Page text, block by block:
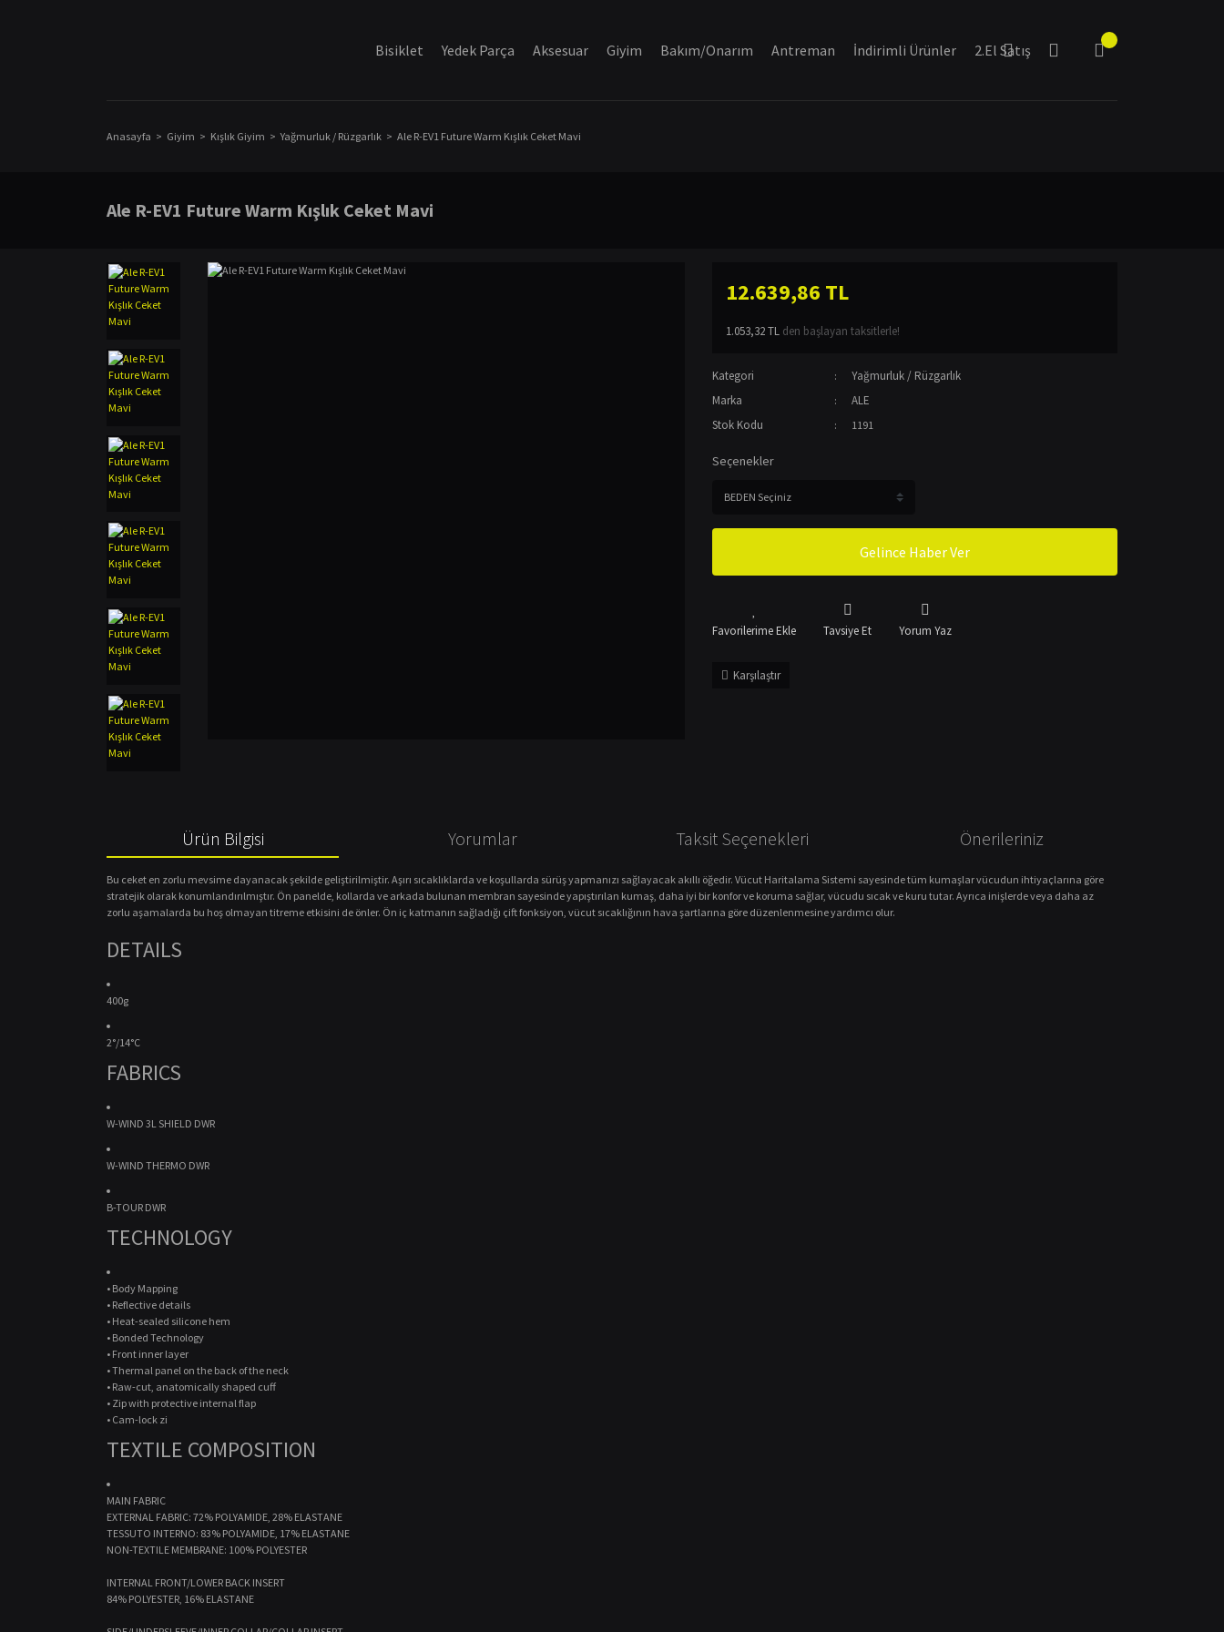
Bisiklet Yedek Parça Aksesuar Giyim Bakım/Onarım Antreman İndirimli Ürünler 2.El Satış
Anasayfa Giyim Kışlık Giyim Yağmurluk / Rüzgarlık Ale R-EV1 Future Warm Kışlık Ceket Mavi
Ale R-EV1 Future Warm Kışlık Ceket Mavi
12.639,86 TL
1.053,32 TL den başlayan taksitlerle!
Kategori
Yağmurluk / Rüzgarlık
Marka
ALE
Stok Kodu
1191
Seçenekler
Gelince Haber Ver
Tavsiye Et Yorum Yaz
Karşılaştır
Ürün Bilgisi Yorumlar Taksit Seçenekleri Önerileriniz
Bu ceket en zorlu mevsime dayanacak şekilde geliştirilmiştir. Aşırı sıcaklıklarda ve koşullarda sürüş yapmanızı sağlayacak akıllı öğedir. Vücut Haritalama Sistemi sayesinde tüm kumaşlar vücudun ihtiyaçlarına göre
stratejik olarak konumlandırılmıştır. Ön panelde, kollarda ve arkada bulunan membran sayesinde yapıştırılan kumaş, daha iyi bir konfor ve koruma sağlar, vücudu sıcak ve kuru tutar. Ayrıca inişlerde veya daha az
zorlu aşamalarda bu hoş olmayan titreme etkisini de önler. Ön iç katmanın sağladığı çift fonksiyon, vücut sıcaklığının hava şartlarına göre düzenlenmesine yardımcı olur.
DETAILS
400g
2°/14°C
FABRICS
W-WIND 3L SHIELD DWR
W-WIND THERMO DWR
B-TOUR DWR
TECHNOLOGY
• Body Mapping
• Reflective details
• Heat-sealed silicone hem
• Bonded Technology
• Front inner layer
• Thermal panel on the back of the neck
• Raw-cut, anatomically shaped cuff
• Zip with protective internal flap
• Cam-lock zi
TEXTILE COMPOSITION
MAIN FABRIC
EXTERNAL FABRIC: 72% POLYAMIDE, 28% ELASTANE
TESSUTO INTERNO: 83% POLYAMIDE, 17% ELASTANE
NON-TEXTILE MEMBRANE: 100% POLYESTER
INTERNAL FRONT/LOWER BACK INSERT
84% POLYESTER, 16% ELASTANE